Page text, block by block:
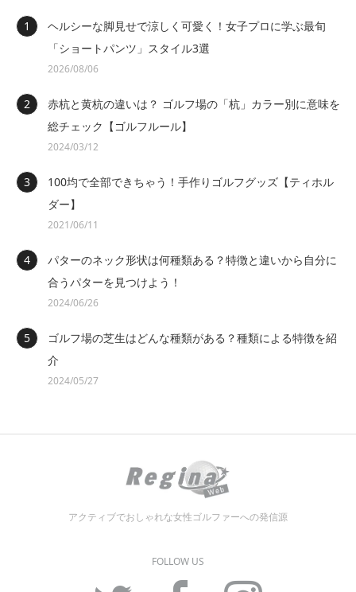
ヘルシーな脚見せで涼しく可愛く！女子プロに学ぶ最旬
「ショートパンツ」スタイル3選
2026/08/06
赤杭と黄杭の違いは？ ゴルフ場の「杭」カラー別に意味を
総チェック【ゴルフルール】
2024/03/12
100均で全部できちゃう！手作りゴルフグッズ【ティホル
ダー】
2021/06/11
パターのネック形状は何種類ある？特徴と違いから自分に
合うパターを見つけよう！
2024/06/26
ゴルフ場の芝生はどんな種類がある？種類による特徴を紹
介
2024/05/27
アクティブでおしゃれな女性ゴルファーへの発信源
FOLLOW US